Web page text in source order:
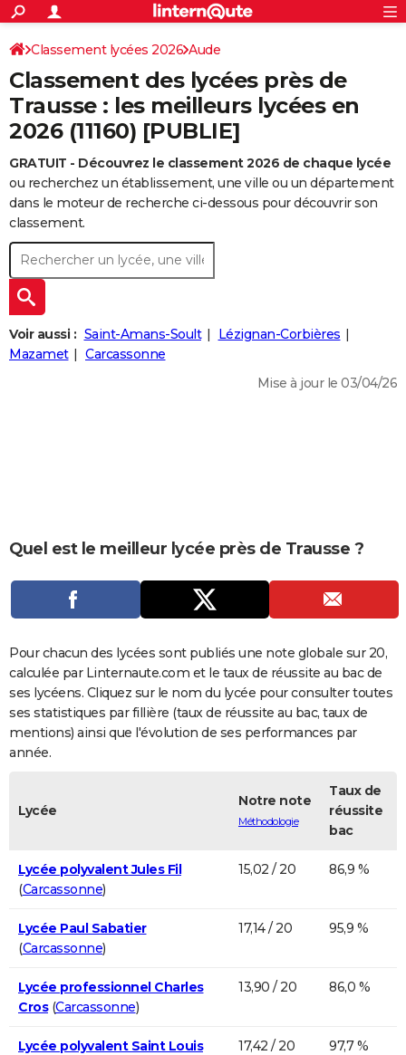
ACTUALITÉS
Politique
Société
Faits Divers
Education
Monde
Villes
+
SPORT
Coupe du monde 2026
Football
Tennis
Cyclisme
Rugby
Forum
Programme TV
TNT
Streaming
Cinéma
Sorties cinéma
Musique
+
FINANCE
Retraite
Impôts
Epargne
Immobilier
Risques naturels par ville
Banque
Assurance
Crédit
AUTO
Essais
Réserver un essai
Citadines
Berlines
SUV
Forum auto
+
HIGH-TECH
BRICOLAGE
Forum
Aménagement intérieur
Extérieur
Cuisine
Salle de bains
Jardinage
Rangement
+WEEK-END
Guides de France
Escapades
Patrimoine
Expositions
Musées
Week-end nature
+
LIFESTYLE
Art de vivre
Bien-être
Loisirs
Mode
Modes de vie
+SANTE
Dictionnaire
Biographies
Expressions
Proverbes
PROGRAMME TV
COPAINS D'AVANT
S'inscrire
Se connecter
Lycées
Collèges
Primaires
Universités
Entreprises
Service militaire
Avis de recherche
AVIS DE DÉCÈS
FORUM
Bricolage
Lifestyle
Culture
Sport
Auto
Television
Voyage
Cinema
S'inscrire
Connexion
Classement lycées 2026 Aude
Classement des lycées près de
Trausse : les meilleurs lycées en
2026 (11160) [PUBLIE]
GRATUIT - Découvrez le classement 2026 de chaque lycée
ou recherchez un établissement, une ville ou un département
dans le moteur de recherche ci-dessous pour découvrir son
classement.
Voir aussi : Saint-Amans-Soult
Lézignan-Corbières
Mazamet
Carcassonne
Mise à jour le 03/04/26
Quel est le meilleur lycée près de Trausse ?
Pour chacun des lycées sont publiés une note globale sur 20,
calculée par Linternaute.com et le taux de réussite au bac de
ses lycéens. Cliquez sur le nom du lycée pour consulter toutes
ses statistiques par fillière (taux de réussite au bac, taux de
mentions) ainsi que l'évolution de ses performances par
année.
Lycée
Notre note
Méthodologie
Taux de
réussite
bac
Lycée polyvalent Jules Fil
(Carcassonne)
15,02 / 20 86,9 %
Lycée Paul Sabatier
(Carcassonne)
17,14 / 20 95,9 %
Lycée professionnel Charles
Cros(Carcassonne)
13,90 / 20 86,0 %
Lycée polyvalent Saint Louis
17,42 / 20 97,7 %